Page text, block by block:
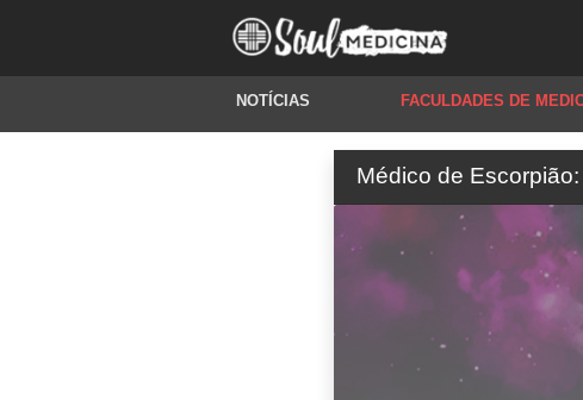
NOTÍCIAS FACULDADES DE
Médico de